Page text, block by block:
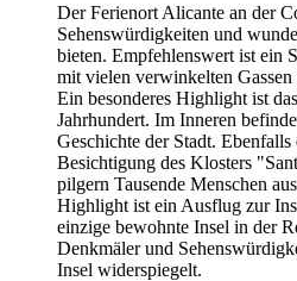
Der Ferienort Alicante an der
Sehenswürdigkeiten und
bieten. Empfehlenswert ist ein
mit vielen verwinkelten
Ein besonderes Highlight ist
Jahrhundert. Im Inneren
Geschichte der Stadt.
Besichtigung des Klosters
pilgern Tausende Menschen
Highlight ist ein Ausflug zur
einzige bewohnte Insel in der
Denkmäler und
Insel widerspiegelt.